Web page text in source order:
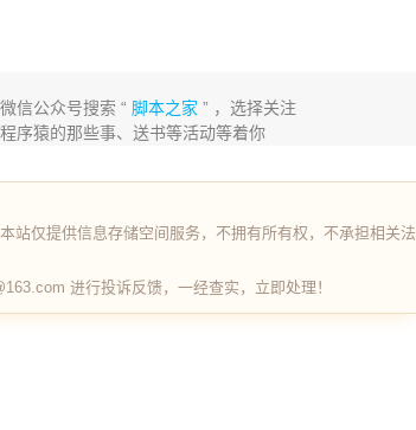
微信公众号搜索 “脚本之家 ” ，选择关注
程序猿的那些事、送书等活动等着你
站仅提供信息存储空间服务，不拥有所有权，不承担相关法
进行投诉反馈，一经查实，立即处理！